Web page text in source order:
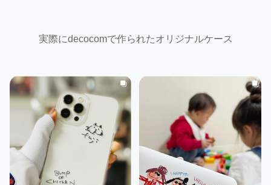
実際にdecocomで作られたオリジナルケース